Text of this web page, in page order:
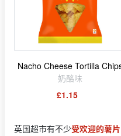
Nacho Cheese Tortilla
奶酪味
£1.15
英国超市有不少受欢迎的薯片